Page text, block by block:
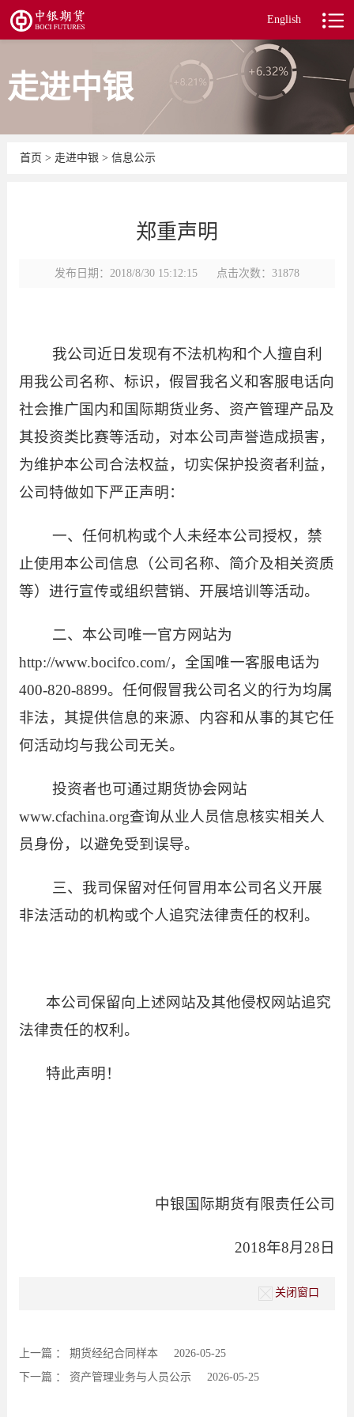
English
走进中银
首页 > 走进中银 > 信息公示
郑重声明
发布日期：2018/8/30 15:12:15 点击次数：31878
我公司近日发现有不法机构和个人擅自利
用我公司名称、标识，假冒我名义和客服电话向
社会推广国内和国际期货业务、资产管理产品及
其投资类比赛等活动， 对本公司声誉造成损害，
为维护本公司合法权益，切实保护投资者利益，
公司特做如下严正声明：
一、任何机构或个人未经本公司授权，禁
止使用本公司信息（公司名称、简介及相关资质
等）进行宣传或组织营销、开展培训等活动。
二、本公司唯一官方网站为
http://www.bocifco.com/，全国唯一客服电话为
400-820-8899。任何假冒我公司名义的行为均属
非法，其提供信息的来源、内容和从事的其它任
何活动均与我公司无关。
投资者也可通过期货协会网站
www.cfachina.org查询从业人员信息核实相关人
员身份，以避免受到误导。
三、我司保留对任何冒用本公司名义开展
非法活动的机构或个人追究法律责任的权利。
本公司保留向上述网站及其他侵权网站追究
法律责任的权利。
特此声明！
中银国际期货有限责任公司
2018年8月 28 日
关闭窗口
上一篇 ： 期货经纪合同样本
2026-05-25
下一篇 ： 资产管理业务与人员公示 2026-05-25